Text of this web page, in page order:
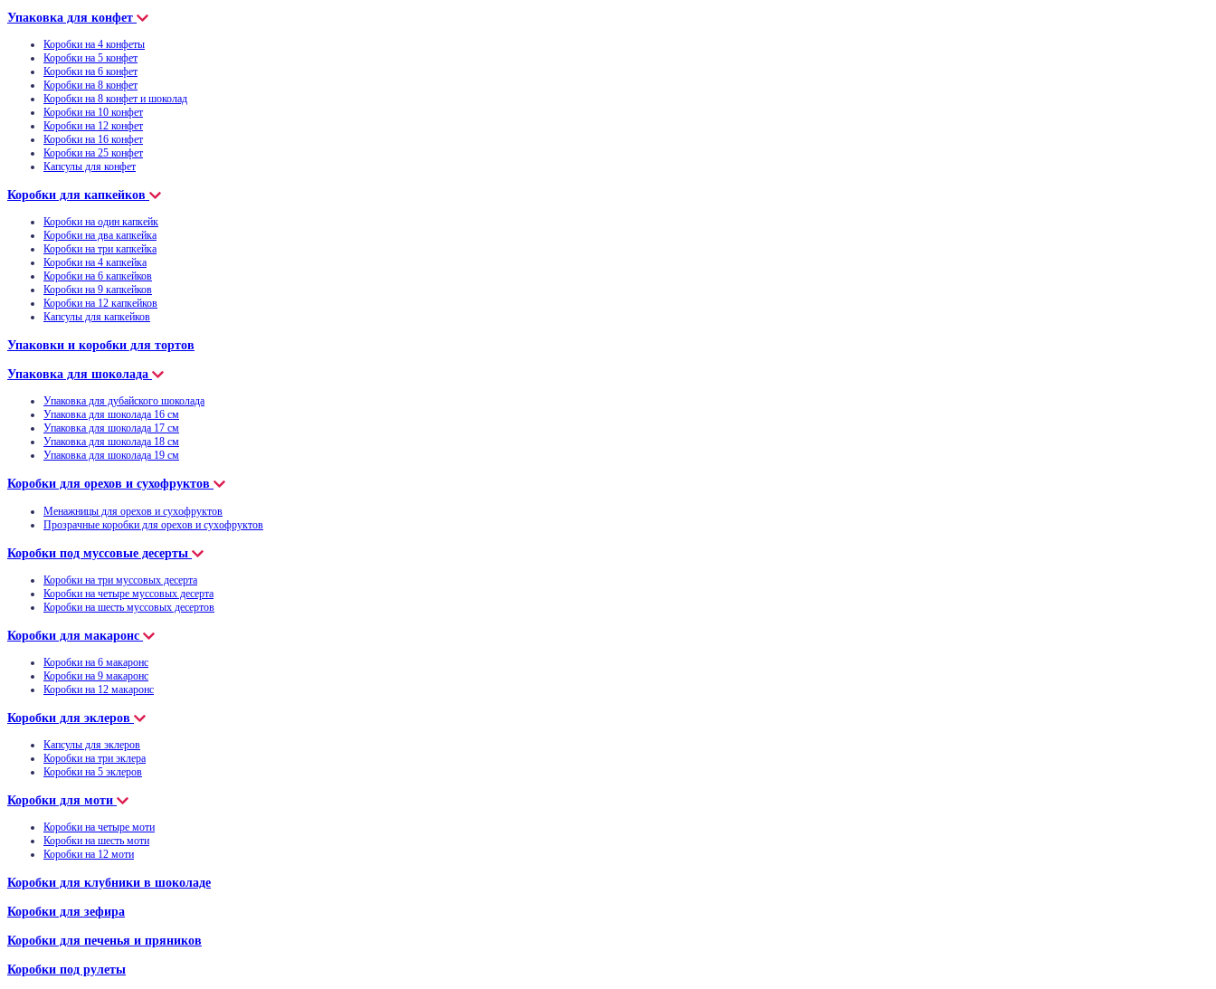
Упаковка для конфет
Коробки на 4 конфеты
Коробки на 5 конфет
Коробки на 6 конфет
Коробки на 8 конфет
Коробки на 8 конфет и шоколад
Коробки на 10 конфет
Коробки на 12 конфет
Коробки на 16 конфет
Коробки на 25 конфет
Капсулы для конфет
Коробки для капкейков
Коробки на один капкейк
Коробки на два капкейка
Коробки на три капкейка
Коробки на 4 капкейка
Коробки на 6 капкейков
Коробки на 9 капкейков
Коробки на 12 капкейков
Капсулы для капкейков
Упаковки и коробки для тортов
Упаковка для шоколада
Упаковка для дубайского шоколада
Упаковка для шоколада 16 см
Упаковка для шоколада 17 см
Упаковка для шоколада 18 см
Упаковка для шоколада 19 см
Коробки для орехов и сухофруктов
Менажницы для орехов и сухофруктов
Прозрачные коробки для орехов и сухофруктов
Коробки под муссовые десерты
Коробки на три муссовых десерта
Коробки на четыре муссовых десерта
Коробки на шесть муссовых десертов
Коробки для макаронс
Коробки на 6 макаронс
Коробки на 9 макаронс
Коробки на 12 макаронс
Коробки для эклеров
Капсулы для эклеров
Коробки на три эклера
Коробки на 5 эклеров
Коробки для моти
Коробки на четыре моти
Коробки на шесть моти
Коробки на 12 моти
Коробки для клубники в шоколаде
Коробки для зефира
Коробки для печенья и пряников
Коробки под рулеты